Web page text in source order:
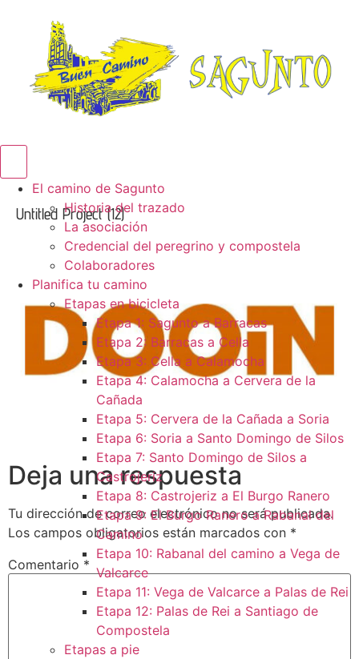
El camino de Sagunto
Historia del trazado
La asociación
Credencial del peregrino y compostela
Colaboradores
Planifica tu camino
Etapas en bicicleta
Etapa 1: Sagunto a Barracas
Etapa 2: Barracas a Cella
Etapa 3: Cella a Calamocha
Etapa 4: Calamocha a Cervera de la
Cañada
Etapa 5: Cervera de la Cañada a Soria
Etapa 6: Soria a Santo Domingo de Silos
Etapa 7: Santo Domingo de Silos a
Castrojeriz
Etapa 8: Castrojeriz a El Burgo Ranero
Etapa 9: El Burgo Ranero a Rabanal del
Camino
Etapa 10: Rabanal del camino a Vega de
Valcarce
Etapa 11: Vega de Valcarce a Palas de Rei
Etapa 12: Palas de Rei a Santiago de
Compostela
Etapas a pie
Untitled Project (12)
Deja una respuesta
Tu dirección de correo electrónico no será publicada.
Los campos obligatorios están marcados con *
Comentario *